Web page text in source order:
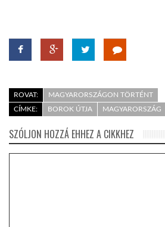
ROVAT:
MAGYARORSZÁGON TÖRTÉNT
CÍMKE:
BOROK ÚTJA MAGYARORSZÁG
SZÓLJON HOZZÁ EHHEZ A CIKKHEZ